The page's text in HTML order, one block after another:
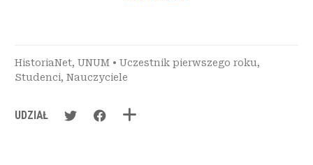
HistoriaNet, UNUM • Uczestnik pierwszego roku,
Studenci, Nauczyciele
UDZIAŁ